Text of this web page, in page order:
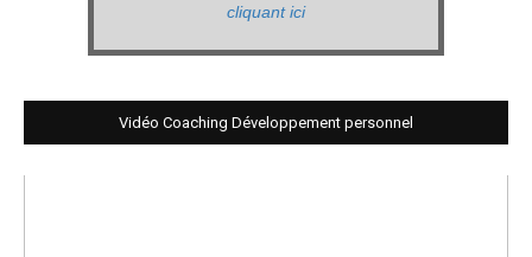
cliquant ici
Vidéo Coaching Développement personnel